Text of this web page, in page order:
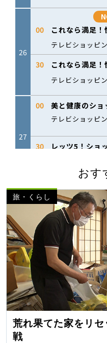
おす
旅・くらし
荒れ果てた家をリ
戦